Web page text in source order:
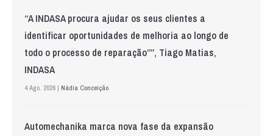
“A INDASA procura ajudar os seus clientes a
identificar oportunidades de melhoria ao longo de
todo o processo de reparação””, Tiago Matias,
INDASA
4 Ago. 2026 | Nádia Conceição
Automechanika marca nova fase da expansão